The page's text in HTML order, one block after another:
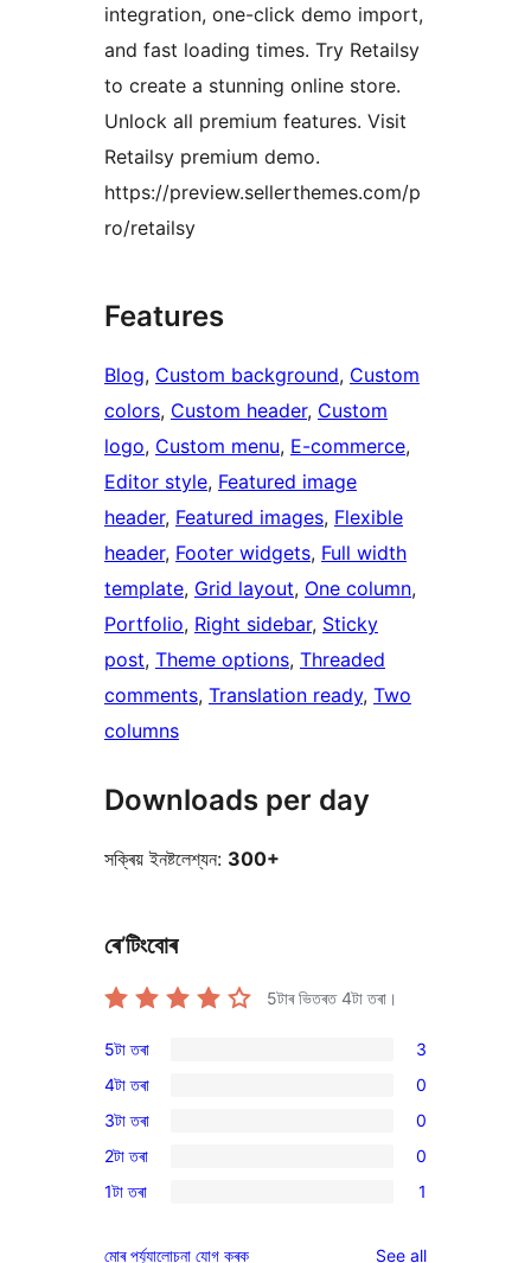
integration, one-click demo import,
and fast loading times. Try Retailsy
to create a stunning online store.
Unlock all premium features. Visit
Retailsy premium demo.
https://preview.sellerthemes.com/p
ro/retailsy
Features
Blog, Custom background, Custom
colors, Custom header, Custom
logo, Custom menu, E-commerce
Editor style, Featured image
header, Featured images, Flexible
header, Footer widgets, Full width
template, Grid layout, One column
Portfolio, Right sidebar, Sticky
post, Theme options, Threaded
comments, Translation ready, Two
columns
Downloads per day
সক্ৰিয় ইনষ্টলেশ্যন: 300+
ৰে’টিংবোৰ
5টাৰ ভিতৰত4টা তৰা।
3
5-
star
reviews
5টা তৰা 3
0
4-
star
reviews
4টা তৰা 0
0
3-
star
3টা তৰা 0
0
2-
2টা তৰা 0
1
1টা তৰা 1
মোৰ পৰ্য্যালোচনা যোগ কৰক See allreviews